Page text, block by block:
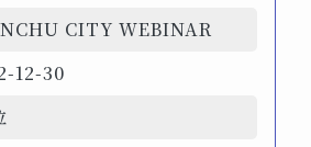
CITY WEBINAR
12-30